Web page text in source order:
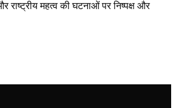
महत्व की घटनाओं पर निष्पक्ष और